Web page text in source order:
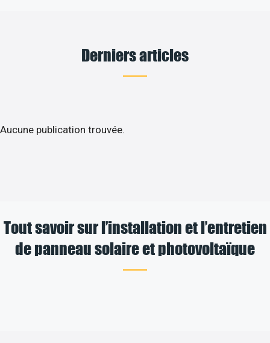
Derniers articles
Aucune publication trouvée.
Tout savoir sur l’installation et l’entretien
de panneau solaire et photovoltaïque